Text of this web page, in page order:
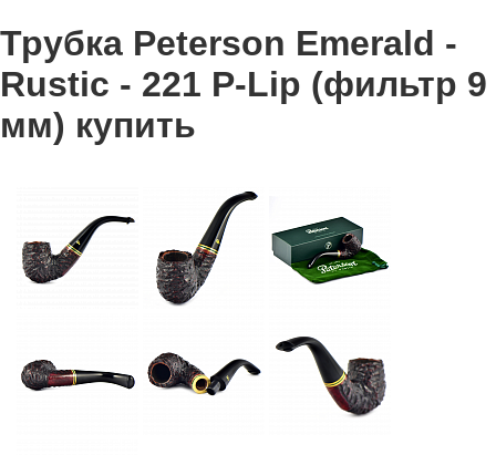
Трубка Peterson Emerald -
Rustic - 221 P-Lip (фильтр 9
мм) купить